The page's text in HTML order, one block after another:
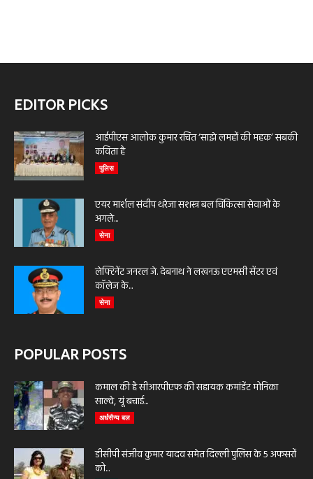
EDITOR PICKS
आईपीएस आलोक कुमार रचित ‘साझे लमहों की महक’ सबकी
कविता है
पुलिस
एयर मार्शल संदीप थरेजा सशस्त्र बल चिकित्सा सेवाओं के
अगले...
सेना
लेफ्टिनेंट जनरल जे. देबनाथ ने लखनऊ एएमसी सेंटर एवं
कॉलेज के...
सेना
POPULAR POSTS
कमाल की है सीआरपीएफ की सहायक कमांडेंट मोनिका
साल्वे, यूं बचाई...
अर्धसैन्य बल
डीसीपी संजीव कुमार यादव समेत दिल्ली पुलिस के 5 अफसरों
को...